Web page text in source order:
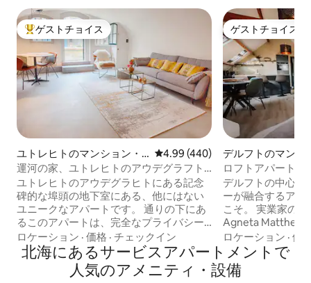
大好評のゲストチョイスです。
ゲストチョイス
ユトレヒトのマンション・
アパート
レビュー440件、5つ星中4.99つ
4.99 (440)
運河の家、ユトレヒトのアウデグラフト
の高級マンション・アパート
ユトレヒトのアウデグラヒトにある記念
碑的な埠頭の地下室にある、他にはない
ユニークなアパートです。 通りの下にあ
るこのアパートは、完全なプライバシー
を提供し、ユニークな体験のための静か
な天国です。 設備の整ったキッチンとバ
スルームを備えた自給自足型の埠頭セラ
ーは、滞在中のニーズに対応するために
ロケーション · 価格 · チェックイン
ゲストチョイス
ゲストチョイス
デルフトのマンシ
ト
ロフトアパート
Marken Erfgoed
デルフトの中心部
ーが融合するアパ
こそ。 実業家のJacques van Markenと
Agneta Matthes
内装のロフトア
ださい。 デルフト中心部から徒歩わずか2
分のこの歴史的な
オランダ最初の電
ロケーション ·価
北海にあるサービスアパートメントで
人気のアメニティ・設備